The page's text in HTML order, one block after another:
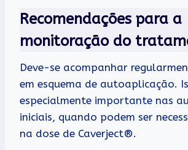
Recomendações para a
monitoração do
Deve-se acompanhar
em esquema de autoaplicação.
especialmente importante nas
iniciais, quando podem ser
na dose de Caverject®.